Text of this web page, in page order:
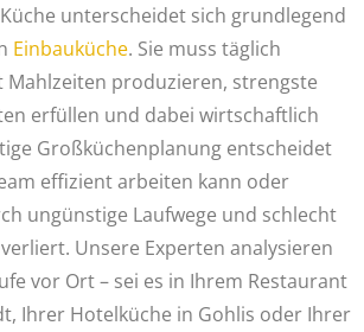
unterscheidet sich grundlegend
Einbauküche. Sie muss täglich
produzieren, strengste
erfüllen und dabei wirtschaftlich
Großküchenplanung entscheidet
effizient arbeiten kann oder
ungünstige Laufwege und schlecht
Unsere Experten analysieren
vor Ort – sei es in Ihrem Restaurant
Ihrer Hotelküche in Gohlis oder Ihrer